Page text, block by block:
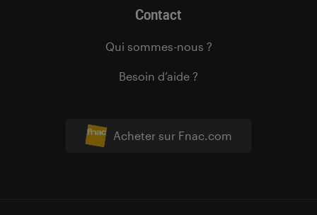
Acheter sur Fnac.com
Contact
Qui sommes-nous ?
Besoin d’aide ?